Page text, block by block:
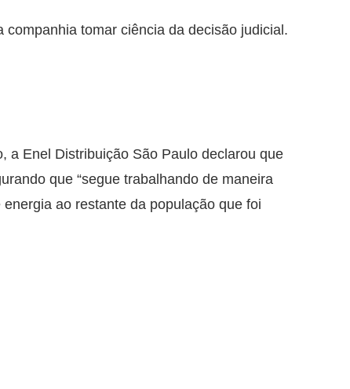
tomar ciência da decisão judicial.
a Enel Distribuição São Paulo declarou que
que “segue trabalhando de maneira
ao restante da população que foi